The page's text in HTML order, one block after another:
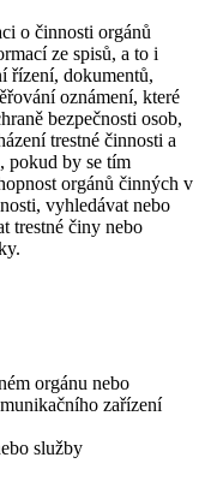
o činnosti orgánů
ze spisů, a to i
řízení, dokumentů,
oznámení, které
bezpečnosti osob,
trestné činnosti a
pokud by se tím
orgánů činných v
vyhledávat nebo
trestné činy nebo
orgánu nebo
zařízení
služby